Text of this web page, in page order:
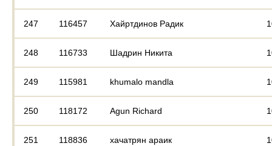
247 116457 Хайртдинов Радик
248 116733 Шадрин Никита
249 115981 khumalo mandla
250 118172 Agun Richard
251 118836 хачатрян араик